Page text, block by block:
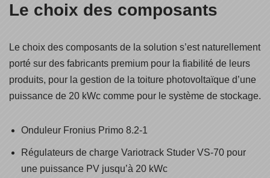
Le choix des composants
Le choix des composants de la solution s’est naturellement
porté sur des fabricants premium pour la fiabilité de leurs
produits, pour la gestion de la toiture photovoltaïque d’une
puissance de 20 kWc comme pour le système de stockage.
Onduleur Fronius Primo 8.2-1
Régulateurs de charge Variotrack Studer VS-70 pour
une puissance PV jusqu’à 20 kWc